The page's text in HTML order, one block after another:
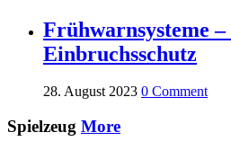
Frühwarnsysteme
Einbruchsschutz
28. August 2023 0 Comment
Spielzeug More